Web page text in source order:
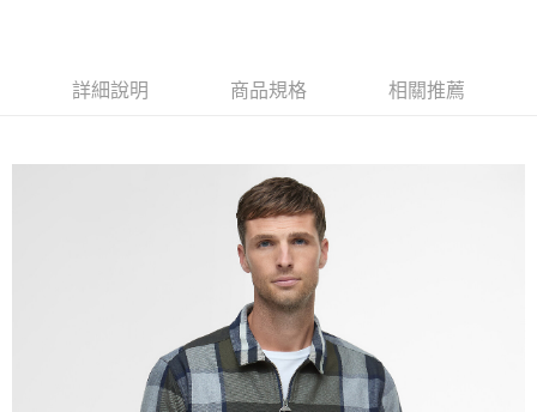
【「AFTEE先享後付」結帳流程】
２．訂單成立數日內，您將收到繳費通知簡訊。
３．收到繳費通知簡訊後14天內，點擊此簡訊中的連結，可透過四大超商／
ATM／網路銀行／等多元方式進行付款，方視為交易完成。
※ 請注意：結帳手續完成當下不需立刻繳費，但若您需要取消訂單，請聯絡
購買商品的店家。未經商家同意取消之訂單仍視為有效，需透過AFTEE先享
※ 交易是否成功請以「AFTEE先享後付 」之結帳頁面顯示為準，若有關於
是否繳費成功／繳費後需取消欲退款等相關疑問，請聯繫「AFTEE先享後付
https://netprotections.freshdesk.com/support/home
１．透過由恩沛科技股份有限公司提供之「AFTEE先享後付」服務完成之交
每筆NT$120，滿NT$3,000(含以上)免運費
詳細說明 商品規格 相關推薦